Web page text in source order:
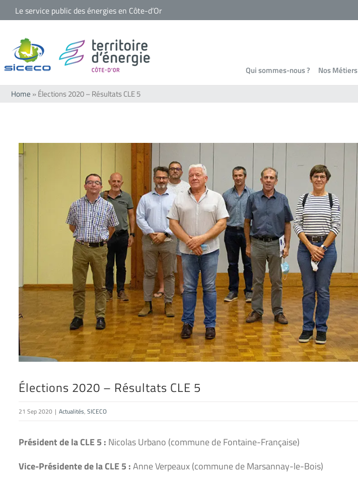
Passer
contenu
Le service public des énergies en Côte-d’Or
Qui sommes-nous ? Nos Métiers
Home »Élections 2020 – Résultats CLE 5
Voir
l'image
Élections 2020 – Résultats CLE 5
21 Sep 2020 | Actualités, SICECO
Président de la CLE 5 : Nicolas Urbano (commune de Fontaine-Française)
Vice-Présidente de la CLE 5 :Anne Verpeaux (commune de Marsannay-le-Bois)